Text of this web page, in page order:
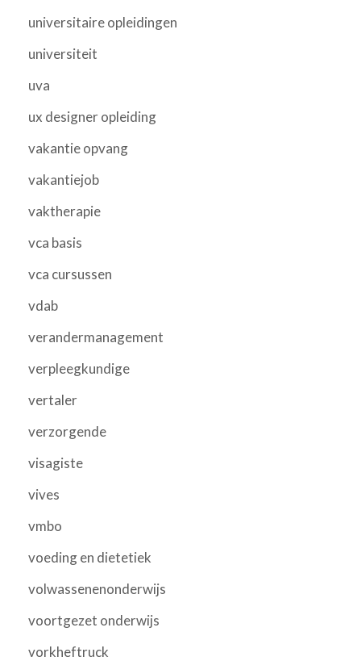
universitaire opleidingen
universiteit
uva
ux designer opleiding
vakantie opvang
vakantiejob
vaktherapie
vca basis
vca cursussen
vdab
verandermanagement
verpleegkundige
vertaler
verzorgende
visagiste
vives
vmbo
voeding en dietetiek
volwassenenonderwijs
voortgezet onderwijs
vorkheftruck